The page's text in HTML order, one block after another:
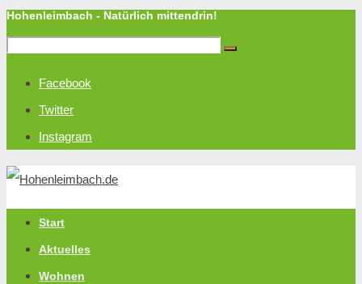
Hohenleimbach - Natürlich mittendrin!
Facebook
Twitter
Instagram
Start
Aktuelles
Wohnen